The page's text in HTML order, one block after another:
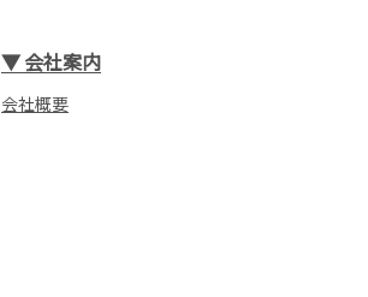
▼会社案内
会社概要